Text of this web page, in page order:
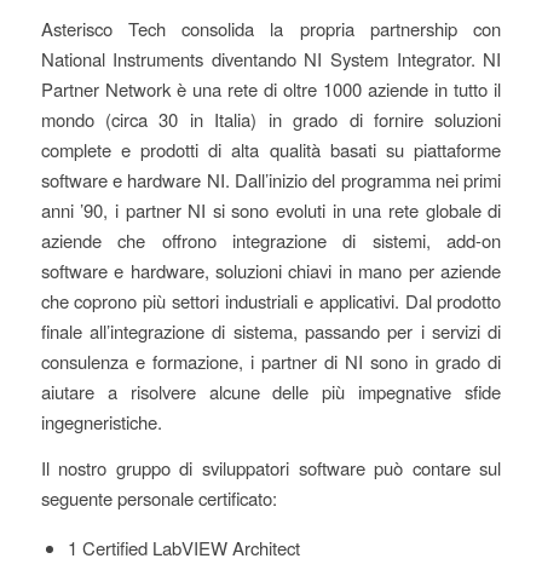
Asterisco Tech consolida la propria partnership con
National Instruments diventando NI System Integrator. NI
Partner Network è una rete di oltre 1000 aziende in tutto il
mondo (circa 30 in Italia) in grado di fornire soluzioni
complete e prodotti di alta qualità basati su piattaforme
software e hardware NI. Dall’inizio del programma nei primi
anni ’90, i partner NI si sono evoluti in una rete globale di
aziende che offrono integrazione di sistemi, add-on
software e hardware, soluzioni chiavi in mano per aziende
che coprono più settori industriali e applicativi. Dal prodotto
finale all’integrazione di sistema, passando per i servizi di
consulenza e formazione, i partner di NI sono in grado di
aiutare a risolvere alcune delle più impegnative sfide
ingegneristiche.
Il nostro gruppo di sviluppatori software può contare sul
seguente personale certificato:
1 Certified LabVIEW Architect